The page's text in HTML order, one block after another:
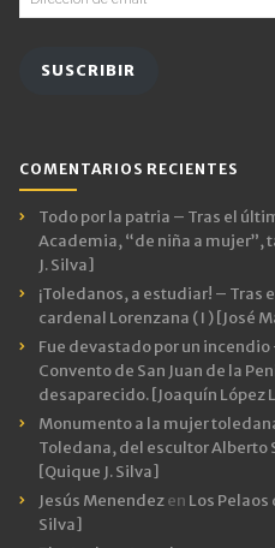
de
SUSCRIBIR
COMENTARIOS RECIENTES
Todo por la patria – Tras el
Academia, “de niña a mujer”,
J. Silva]
¡Toledanos, a estudiar! – Tras
cardenal Lorenzana ( I ) [José
Fue devastado por un
Convento de San Juan de la
desaparecido. [Joaquín López
Monumento a la mujer
Toledana, del escultor Alberto
[Quique J. Silva]
Jesús Menendezen Los Pelaos
Silva]